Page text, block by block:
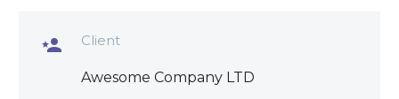
 Client
Awesome Company LTD